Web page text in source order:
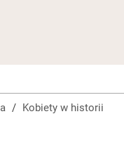
/ Kobiety w historii